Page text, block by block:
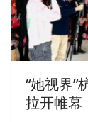
“她视界”
拉开帷幕